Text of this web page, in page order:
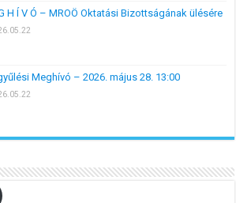
H Í V Ó – MROÖ Oktatási Bizottságának ülésére
Meghívó – 2026. május 28. 13:00